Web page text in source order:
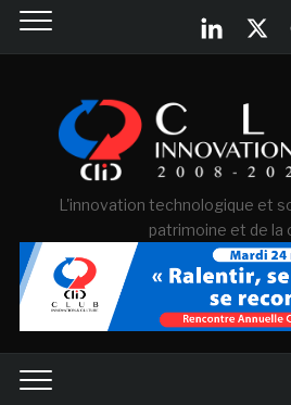
L'innovation technologique et
patrimoine et de la